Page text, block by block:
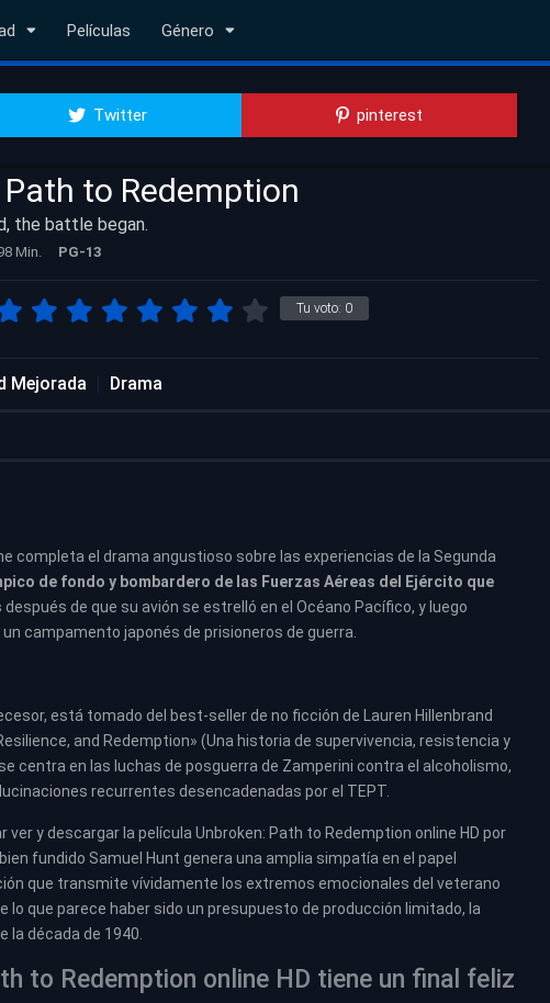
Películas Género
Twitter pinterest
to Redemption
the battle began.
Min. PG-13
Tu voto: 0
Mejorada Drama
completa el drama angustioso sobre las experiencias de la Segunda
de fondo y bombardero de las Fuerzas Aéreas del Ejército que
después de que su avión se estrelló en el Océano Pacífico, y luego
campamento japonés de prisioneros de guerra.
está tomado del best-seller de no ficción de Lauren Hillenbrand
and Redemption» (Una historia de supervivencia, resistencia y
centra en las luchas de posguerra de Zamperini contra el alcoholismo,
recurrentes desencadenadas por el TEPT.
y descargar la película Unbroken: Path to Redemption online HD por
fundido Samuel Hunt genera una amplia simpatía en el papel
que transmite vívidamente los extremos emocionales del veterano
lo que parece haber sido un presupuesto de producción limitado, la
la década de 1940.
to Redemption online HD tiene un final feliz